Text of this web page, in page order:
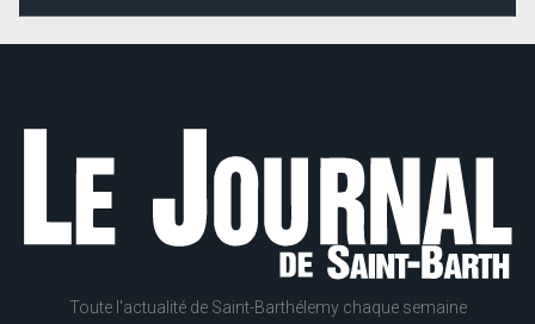
Toute l'actualité de Saint-Barthélemy chaque semaine